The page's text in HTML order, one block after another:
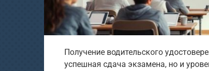
Получение водительского
успешная сдача экзамена, но и